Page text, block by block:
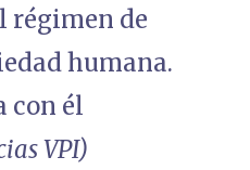
régimen de
humana.
con él
VPI)